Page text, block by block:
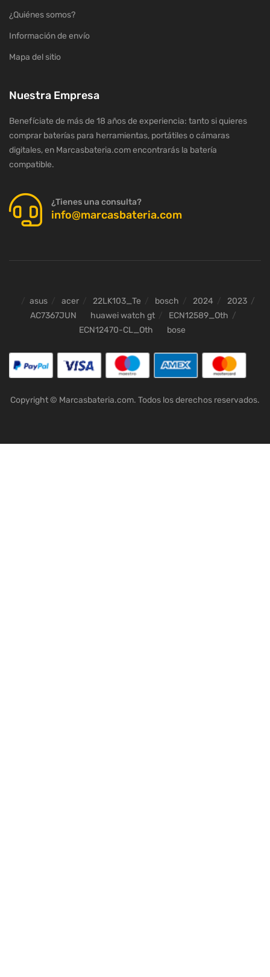
¿Quiénes somos?
Información de envío
Mapa del sitio
Nuestra Empresa
Benefíciate de más de 18 años de experiencia: tanto si quieres
comprar baterías para herramientas, portátiles o cámaras
digitales, en Marcasbateria.com encontrarás la batería
compatible.
¿Tienes una consulta?
info@marcasbateria.com
asus acer 22LK103_Te bosch 2024
2023
AC7367JUN
huawei watch gt
ECN12589_Oth
ECN12470-CL_Oth
bose
Copyright © Marcasbateria.com. Todos los derechos reservados.